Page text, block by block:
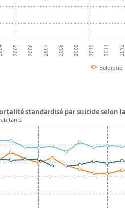
2005 2006 2007 2008 2009 2010 2011 2012
Belgique
standardisé par suicide selon